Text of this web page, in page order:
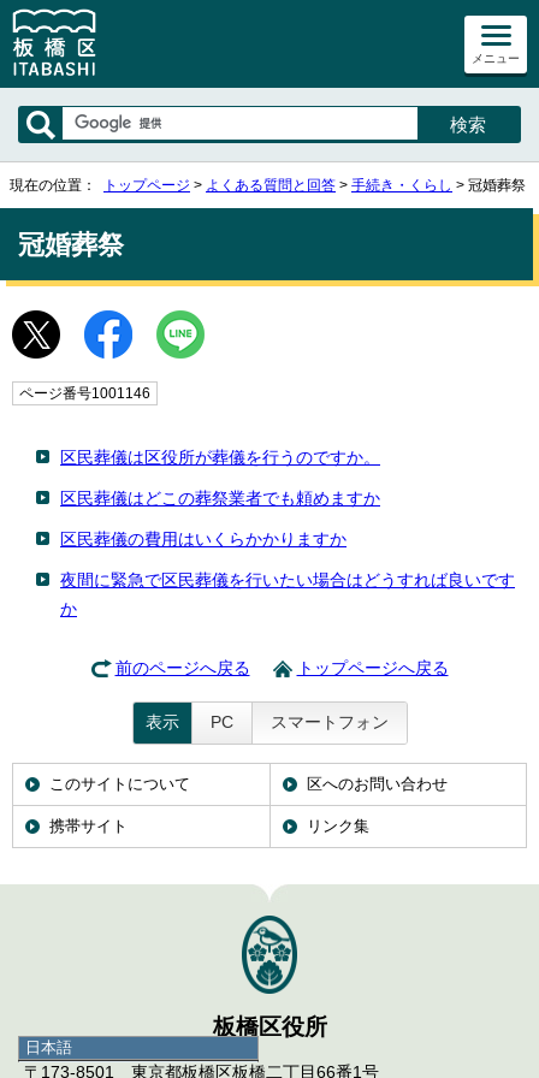
メニュー
日本語
日本語
現在の位置： トップページ > よくある質問と回答 > 手続き・くらし > 冠婚葬祭
冠婚葬祭
ページ番号1001146
区民葬儀は区役所が葬儀を行うのですか。
区民葬儀はどこの葬祭業者でも頼めますか
区民葬儀の費用はいくらかかりますか
夜間に緊急で区民葬儀を行いたい場合はどうすれば良いです
か
前のページへ戻る トップページへ戻る
表示 PC スマートフォン
このサイトについて 区へのお問い合わせ
携帯サイト リンク集
板橋区役所
〒173-8501 東京都板橋区板橋二丁目66番1号